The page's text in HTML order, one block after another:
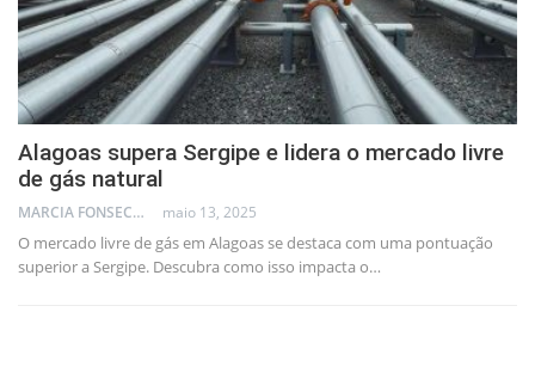
Alagoas supera Sergipe e lidera o mercado livre
de gás natural
MARCIA FONSECA - FINANCIAL CONSULTANT maio 13, 2025
O mercado livre de gás em Alagoas se destaca com uma pontuação
superior a Sergipe. Descubra como isso impacta o…